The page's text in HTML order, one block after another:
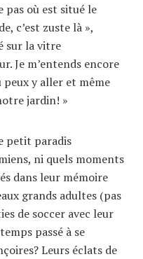
pas où est situé le
c’est zuste là »,
sur la vitre
Je m’entends encore
y aller et même
jardin! »
petit paradis
ni quels moments
dans leur mémoire
grands adultes (pas
de soccer avec leur
passé à se
Leurs éclats de